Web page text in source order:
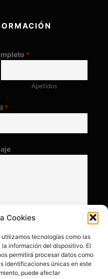
Cookies
tecnologías como las
información del dispositivo. El
permitirá procesar datos como
identificaciones únicas en este
puede afectar
*
Apellidos
*